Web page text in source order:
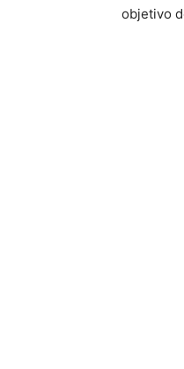
objetivo